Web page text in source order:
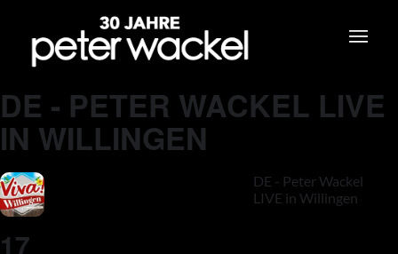
DE - PETER WACKEL LIVE
IN WILLINGEN
17
DE - Peter Wackel
LIVE in Willingen